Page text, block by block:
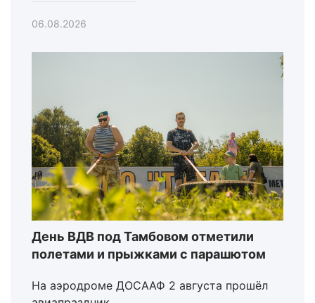
06.08.2026
День ВДВ под Тамбовом отметили
полетами и прыжками с парашютом
На аэродроме ДОСААФ 2 августа прошёл